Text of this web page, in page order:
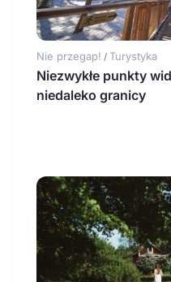
Nie przegap! / Turystyka
Niezwykłe punkty
niedaleko granicy